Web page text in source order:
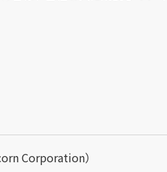
Corporation）